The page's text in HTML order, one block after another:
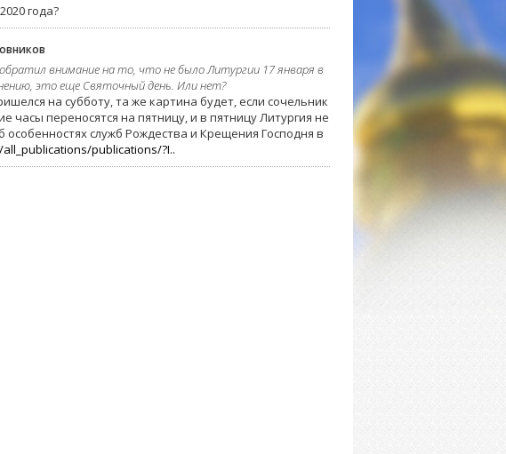
года?
внимание на то, что не было Литургии 17 января в
это еще Святочный день. Или нет?
на субботу, та же картина будет, если сочельник
часы переносятся на пятницу, и в пятницу Литургия не
служб Рождества и Крещения Господня в
publications/?I..